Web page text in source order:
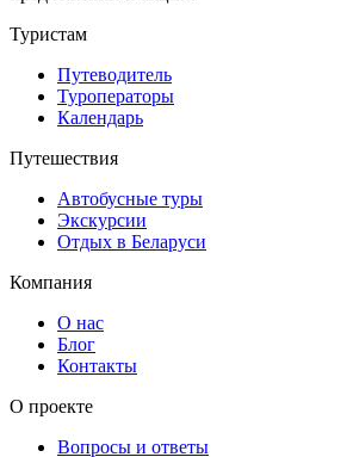
Туристам
Путеводитель
Туроператоры
Календарь
Путешествия
Автобусные туры
Экскурсии
Отдых в Беларуси
Компания
О нас
Блог
Контакты
О проекте
Вопросы и ответы